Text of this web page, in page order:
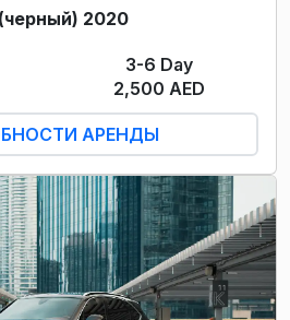
2020
3-6 Day
2,500 AED
АРЕНДЫ